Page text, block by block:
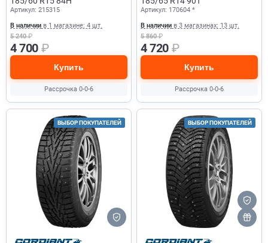
Артикул: 215315
В наличии в 1 магазине: 4 шт.
5 240₽
4 700 ₽
Купить
Рассрочка 0-0-6
Артикул: 170604 *
В наличии в 3 магазинах: 13 шт.
5 860₽
4 720 ₽
Купить
Рассрочка 0-0-6
ВЫБОР ПОКУПАТЕЛЕЙ ВЫБОР ПОКУПАТЕЛЕЙ